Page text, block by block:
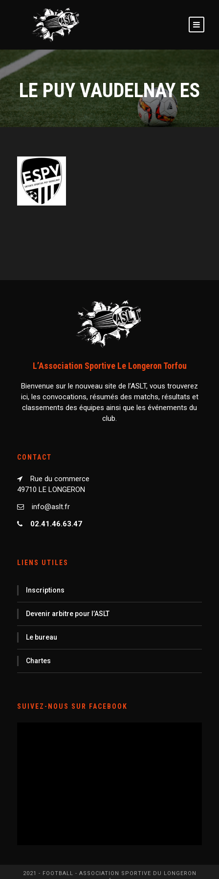
LE PUY VAUDELNAY ES
L’Association Sportive Le Longeron Torfou
Bienvenue sur le nouveau site de l’ASLT, vous trouverez
ici, les convocations, résumés des matchs, résultats et
classements des équipes ainsi que les événements du
club.
CONTACT
Rue du commerce
49710 LE LONGERON
info@aslt.fr
02.41.46.63.47
LIENS UTILES
Inscriptions
Devenir arbitre pour l’ASLT
Le bureau
Chartes
SUIVEZ-NOUS SUR FACEBOOK
2021 - FOOTBALL - ASSOCIATION SPORTIVE DU LONGERON